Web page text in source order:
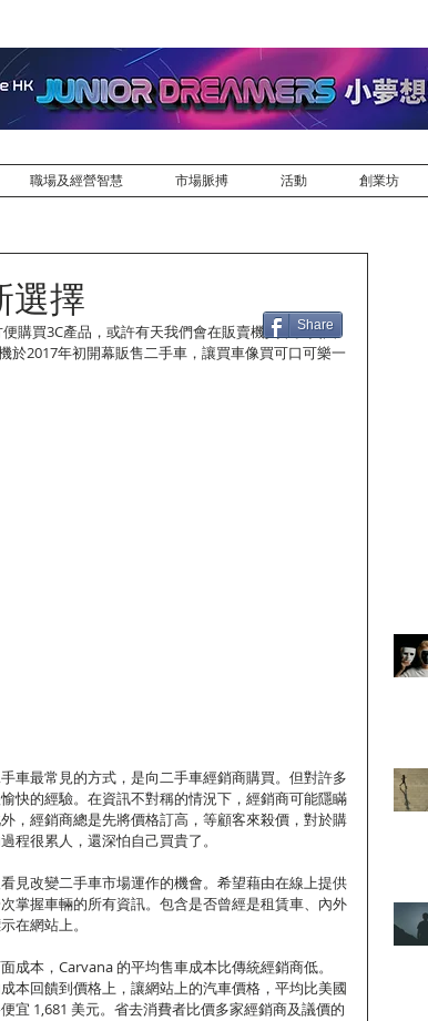
職場及經營智慧 市場脈搏 活動 創業坊
選擇
購買3C產品，或許有天我們會在販賣機買車。美國
於2017年初開幕販售二手車，讓買車像買可口可樂一
車最常見的方式，是向二手車經銷商購買。但對許多
快的經驗。在資訊不對稱的情況下，經銷商可能隱瞞
，經銷商總是先將價格訂高，等顧客來殺價，對於購
程很累人，還深怕自己買貴了。
見改變二手車市場運作的機會。希望藉由在線上提供
掌握車輛的所有資訊。包含是否曾經是租賃車、內外
在網站上。
成本，Carvana 的平均售車成本比傳統經銷商低。
本回饋到價格上，讓網站上的汽車價格，平均比美國
宜 1,681 美元。省去消費者比價多家經銷商及議價的
Share